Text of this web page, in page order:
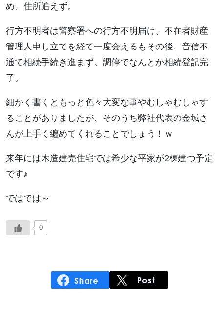
め、住所追えず。
行方不明者は警察署への行方不明届け、不在者財産
管理人申し立てを経て一度会えるもその後、音信不
通で相続手続き進まず。調停でなんとか相続登記完
了。
細かく書くともっと色々大変な事やむしゃむしゃす
ることがありましたが、そのうち弊社代表の金城さ
んが上手く纏めてくれることでしょう！ｗ
来年には木造建売住宅では希少な平家が2棟建つ予定
です♪
ではでは～
0